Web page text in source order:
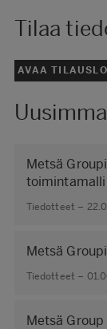
Tilaa
AVAA
Metsä
Tiedotteet –
Metsä
Tiedotteet –
Metsä